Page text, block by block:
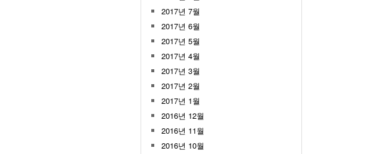
2017년 7월
2017년 6월
2017년 5월
2017년 4월
2017년 3월
2017년 2월
2017년 1월
2016년 12월
2016년 11월
2016년 10월